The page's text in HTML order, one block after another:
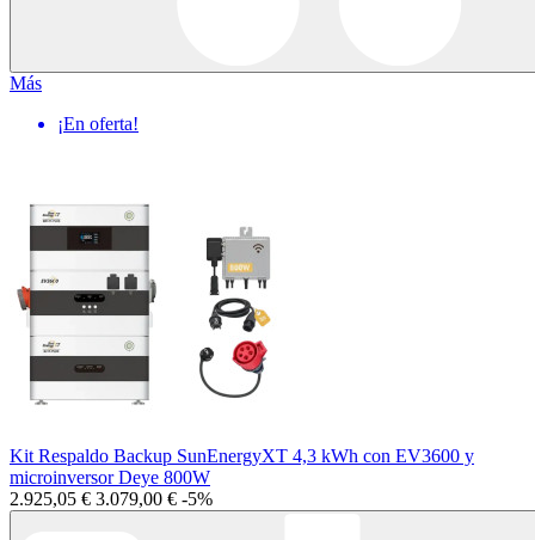
Más
¡En oferta!
Kit Respaldo Backup SunEnergyXT 4,3 kWh con EV3600 y
microinversor Deye 800W
2.925,05 € 3.079,00 € -5%